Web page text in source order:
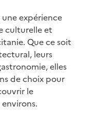
expérience
culturelle et
Que ce soit
leurs
elles
de choix pour
le